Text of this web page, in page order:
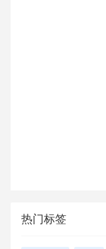
热门标签